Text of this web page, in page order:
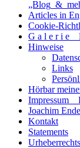
Articles in
Cookie-
G a l e r i e _
Hinweise
Links
Hörbar
Impressum _
Joachim
Kontakt
Statements